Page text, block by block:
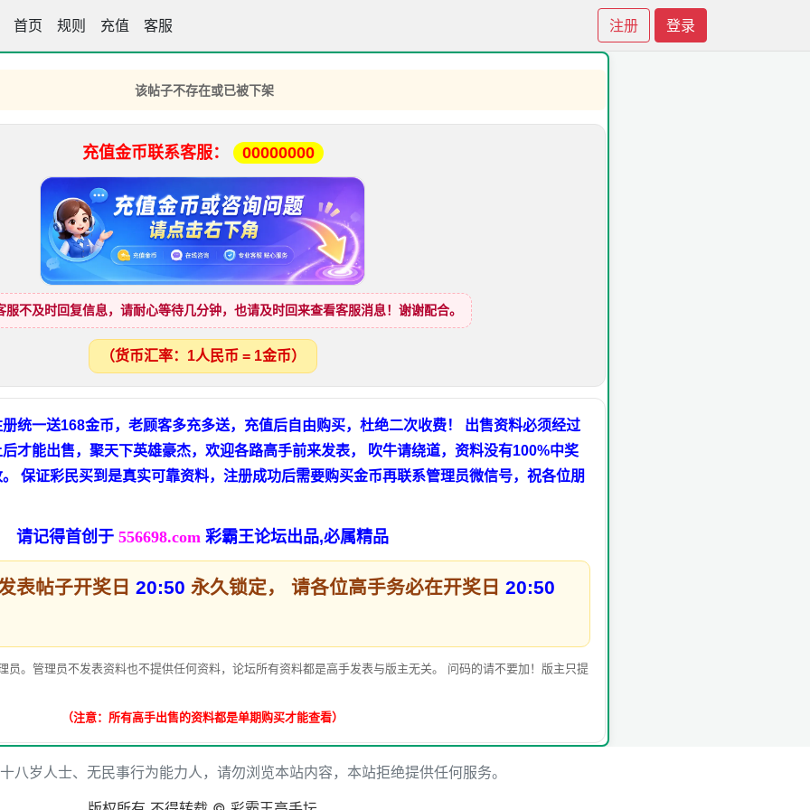
首页 规则 充值 客服 注册 登录
彩霸王高手坛
该帖子不存在或已被下架
充值金币联系客服： 00000000
服不及时回复信息，请耐心等待几分钟，也请及时回来查看客服消息！谢谢配合。
（货币汇率：1人民币 = 1金币）
统一送168金币，老顾客多充多送，充值后自由购买，杜绝二次收费！ 出售资料必须经过
才能出售，聚天下英雄豪杰，欢迎各路高手前来发表， 吹牛请绕道，资料没有100%中奖
保证彩民买到是真实可靠资料，注册成功后需要购买金币再联系管理员微信号，祝各位朋
请记得首创于 556698.com 彩霸王论坛出品,必属精品
表帖子开奖日 20:50 永久锁定， 请各位高手务必在开奖日 20:50
员。管理员不发表资料也不提供任何资料，论坛所有资料都是高手发表与版主无关。 问码的请不要加！版主只提
（注意：所有高手出售的资料都是单期购买才能查看）
八岁人士、无民事行为能力人，请勿浏览本站内容，本站拒绝提供任何服务。